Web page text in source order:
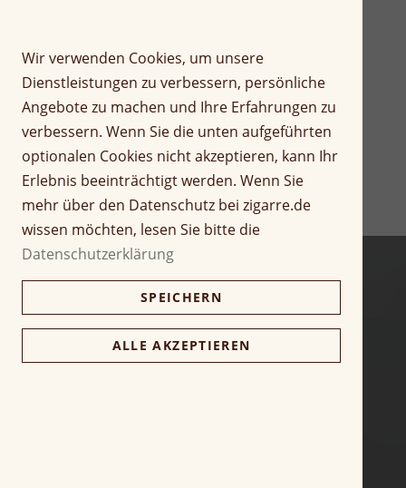
s
p
r
n
g
e
n
Z
u
A
n
f
a
g
d
r
i
Wir verwenden Cookies, um unsere
Dienstleistungen zu verbessern, persönliche
Angebote zu machen und Ihre Erfahrungen zu
verbessern. Wenn Sie die unten aufgeführten
optionalen Cookies nicht akzeptieren, kann Ihr
Erlebnis beeinträchtigt werden. Wenn Sie
mehr über den Datenschutz bei zigarre.de
wissen möchten, lesen Sie bitte die
Datenschutzerklärung
SPEICHERN
ALLE AKZEPTIEREN